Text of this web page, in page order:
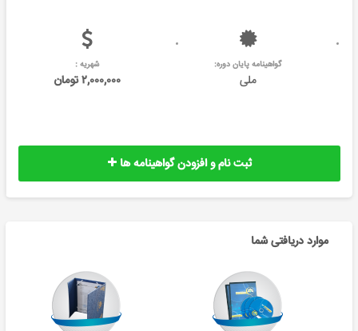
گواهینامه پایان دوره:
ملی
شهریه :
۲,۰۰۰,۰۰۰ تومان
ثبت نام و افزودن گواهینامه ها
موارد دریافتی شما